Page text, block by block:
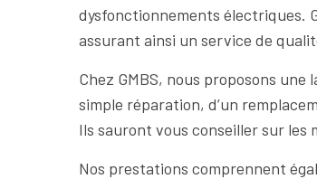
dysfonctionnements électriques.
assurant ainsi un service de
Chez GMBS, nous proposons
simple réparation, d’un
Ils sauront vous conseiller sur
Nos prestations comprennent